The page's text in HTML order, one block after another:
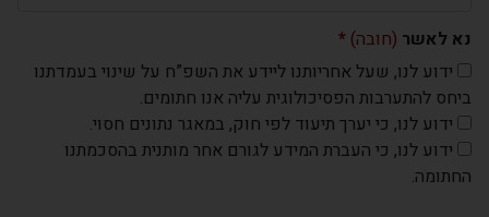
נא לאשר (חובה)
ידוע לנו, שעל אחריותנו ליידע את השפ”ח על שינוי בעמדתנו
ביחס להתערבות הפסיכולוגית עליה אנו חתומים.
ידוע לנו, כי יערך תיעוד לפי חוק, במאגר נתונים חסוי.
ידוע לנו, כי העברת המידע לגורם אחר מותנית בהסכמתנו
החתומה.